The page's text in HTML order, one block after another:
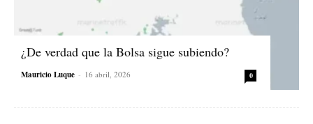
¿De verdad que la Bolsa sigue subiendo?
Mauricio Luque - 16 abril, 2026 0